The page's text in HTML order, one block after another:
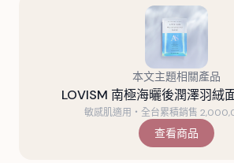
本文主題相關產品
LOVISM 南極海曬後潤澤羽絨
敏感肌適用・全台累積銷售
查看商品